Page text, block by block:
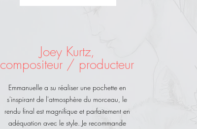
Joey Kurtz,
compositeur / producteur
Emmanuelle a su réaliser une pochette en
s'inspirant de l'atmosphère du morceau, le
rendu final est magnifique et parfaitement en
adéquation avec le style. Je recommande